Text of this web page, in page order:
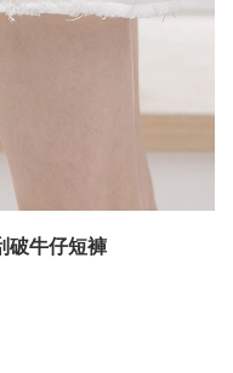
破牛仔短褲